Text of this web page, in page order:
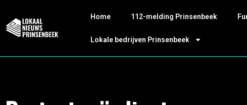
Home 112-melding Prinsenbeek
Lokale bedrijven Prinsenbeek